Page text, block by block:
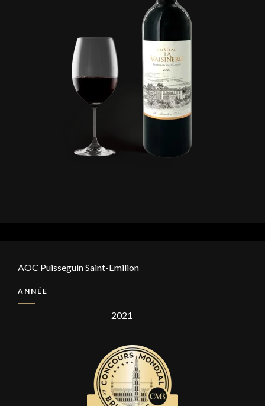
AOC Puisseguin Saint-Emilion
ANNÉE
2021